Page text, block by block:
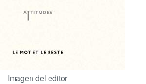
Imagen del editor